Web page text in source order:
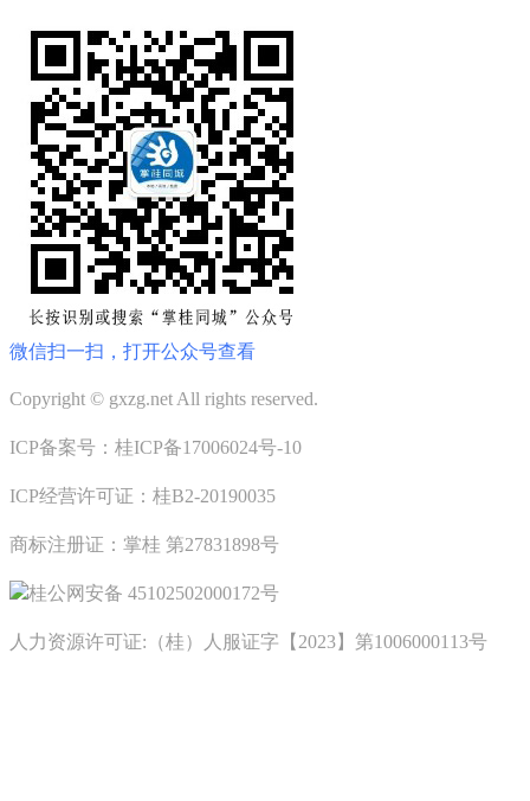
微信扫一扫，打开公众号查看
Copyright © gxzg.net All rights reserved.
ICP备案号：桂ICP备17006024号-10
ICP经营许可证：桂B2-20190035
商标注册证：掌桂 第27831898号
桂公网安备 45102502000172号
人力资源许可证:（桂）人服证字【2023】第1006000113号